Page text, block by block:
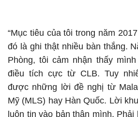
“Mục tiêu của tôi trong năm
đó là ghi thật nhiều bàn thắng.
Phòng, tôi cảm nhận thấy
điều tích cực từ CLB. Tuy
được những lời đề nghị từ
Mỹ (MLS) hay Hàn Quốc. Lời
luôn tin vào bản thân mình.